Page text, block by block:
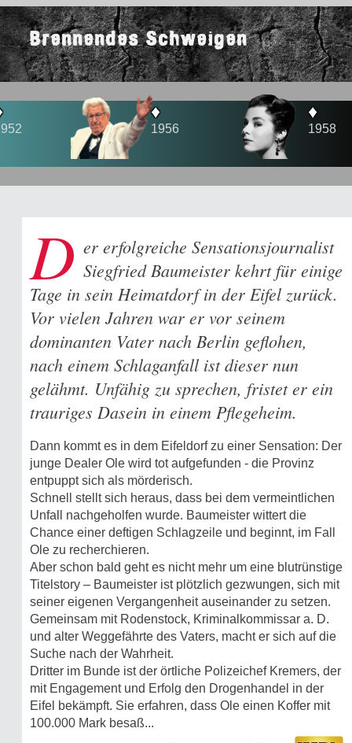
Brennendes Schweigen
1956
D er erfolgreiche Sensationsjournalist
Siegfried Baumeister kehrt für einige
Tage in sein Heimatdorf in der Eifel zurück.
Vor vielen Jahren war er vor seinem
dominanten Vater nach Berlin geflohen,
nach einem Schlaganfall ist dieser nun
gelähmt. Unfähig zu sprechen, fristet er ein
trauriges Dasein in einem Pflegeheim.
Dann kommt es in dem Eifeldorf zu einer Sensation: Der
junge Dealer Ole wird tot aufgefunden - die Provinz
entpuppt sich als mörderisch.
Schnell stellt sich heraus, dass bei dem vermeintlichen
Unfall nachgeholfen wurde. Baumeister wittert die
Chance einer deftigen Schlagzeile und beginnt, im Fall
Ole zu recherchieren.
Aber schon bald geht es nicht mehr um eine blutrünstige
Titelstory – Baumeister ist plötzlich gezwungen, sich mit
seiner eigenen Vergangenheit auseinander zu setzen.
Gemeinsam mit Rodenstock, Kriminalkommissar a. D.
und alter Weggefährte des Vaters, macht er sich auf die
Suche nach der Wahrheit.
Dritter im Bunde ist der örtliche Polizeichef Kremers, der
mit Engagement und Erfolg den Drogenhandel in der
Eifel bekämpft. Sie erfahren, dass Ole einen Koffer mit
100.000 Mark besaß...